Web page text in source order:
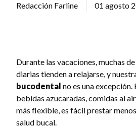
Redacción Farline 01 agosto
Durante las vacaciones, muchas
diarias tienden a relajarse, y
bucodental no es una excepción.
bebidas azucaradas, comidas al
más flexible, es fácil prestar
salud bucal.